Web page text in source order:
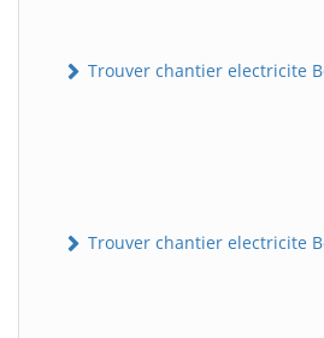
Trouver chantier electricite
Trouver chantier electricite